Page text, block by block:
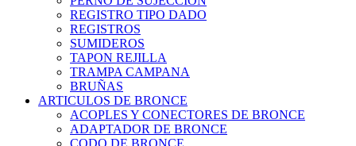
REGISTRO TIPO DADO
REGISTROS
SUMIDEROS
TAPON REJILLA
TRAMPA CAMPANA
BRUÑAS
ARTICULOS DE BRONCE
ACOPLES Y CONECTORES DE BRONCE
ADAPTADOR DE BRONCE